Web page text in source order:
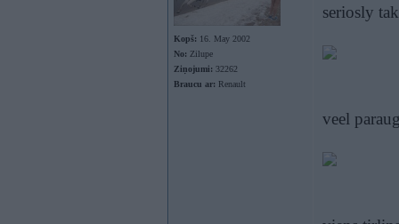
Kopš: 16. May 2002
No: Zilupe
Ziņojumi: 32262
Braucu ar: Renault
seriosly
veel